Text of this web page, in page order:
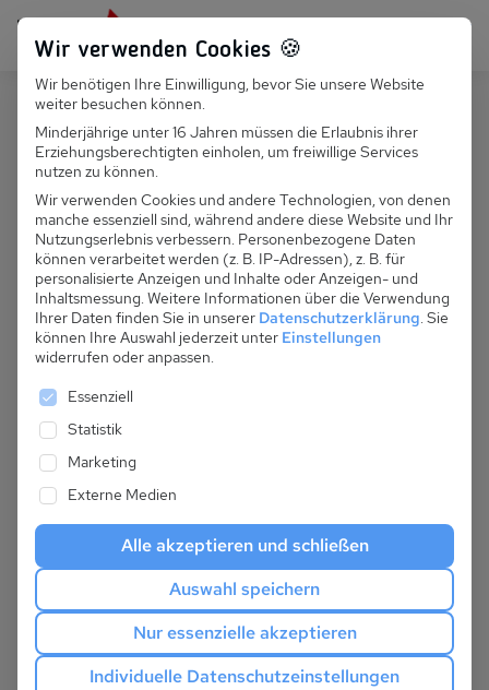
Persönlich für dich da: +49 251 899 050
Suchfeld
Suchen
D 092.120 - Fewo Birkenallee
Wir verwenden Cookies 🍪
Wir benötigen Ihre Einwilligung, bevor Sie unsere Website
weiter besuchen können.
Minderjährige unter 16 Jahren müssen die Erlaubnis ihrer
Erziehungsberechtigten einholen, um freiwillige Services
nutzen zu können.
Wir verwenden Cookies und andere Technologien, von denen
manche essenziell sind, während andere diese Website und Ihr
Nutzungserlebnis verbessern. Personenbezogene Daten
können verarbeitet werden (z. B. IP-Adressen), z. B. für
personalisierte Anzeigen und Inhalte oder Anzeigen- und
Inhaltsmessung. Weitere Informationen über die Verwendung
Ihrer Daten finden Sie in unserer Datenschutzerklärung. Sie
können Ihre Auswahl jederzeit unter Einstellungen
widerrufen oder anpassen.
Es folgt eine Liste der Service-Gruppen, für die
Essenziell
Statistik
Marketing
Externe Medien
Alle akzeptieren und schließen
Auswahl speichern
Nur essenzielle akzeptieren
Individuelle Datenschutzeinstellungen